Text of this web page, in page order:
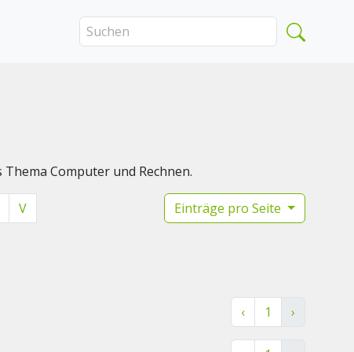
Computer und Rechnen.
V
Einträge pro Seite
‹ 1 ›